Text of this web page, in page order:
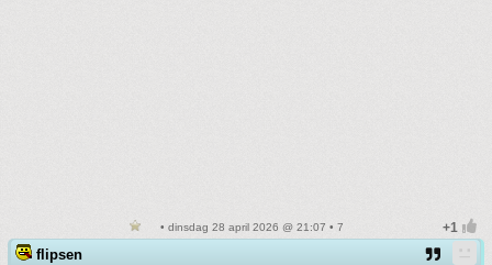
• dinsdag 28 april 2026 @ 21:07 • 7
flipsen